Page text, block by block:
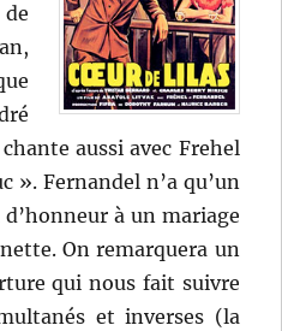
aussi avec Frehel
». Fernandel n’a qu’un
à un mariage
On remarquera un
qui nous fait suivre
et inverses (la